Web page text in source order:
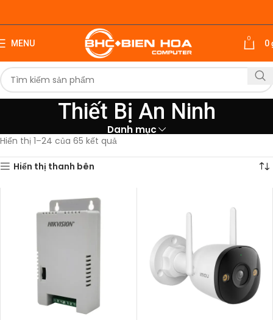
MENU 0 0
Thiết Bị An Ninh
Danh mục
Hiển thị 1–24 của 65 kết quả
Hiển thị thanh bên